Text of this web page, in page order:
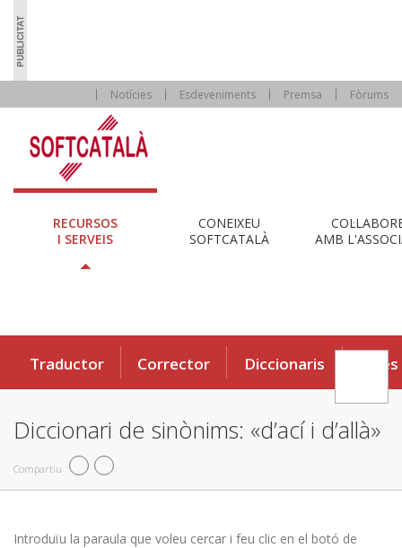
Notícies Esdeveniments Premsa Fòrums
RECURSOS
I SERVEIS
CONEIXEU
SOFTCATALÀ
AMB
Traductor Corrector Diccionaris Eines
Diccionari de sinònims: «d’ací i d’allà»
Compartiu
Introduïu la paraula que voleu cercar i feu clic en el botó de